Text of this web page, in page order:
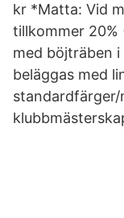
kr *Matta: Vid
tillkommer
med böjträben
beläggas med
standardfärger/